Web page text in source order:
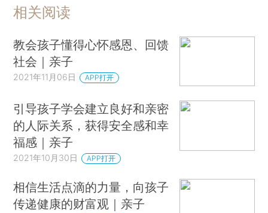
相关阅读
教会孩子懂得心怀感恩、回馈
社会｜亲子
2021年11月06日 APP打开
引导孩子学会建立良好和亲密
的人际关系，获得安全感和幸
福感｜亲子
2021年10月30日 APP打开
相信生活点滴的力量，向孩子
传递健康的财富观｜亲子